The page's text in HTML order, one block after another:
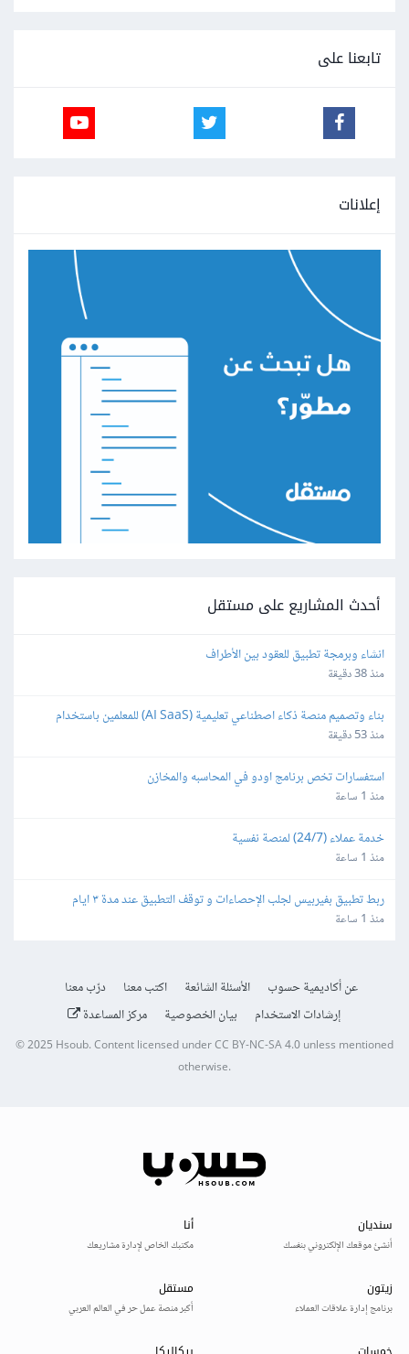
تابعنا على
إعلانات
أحدث المشاريع على مستقل
انشاء وبرمجة تطبيق للعقود بين الأطراف
منذ 38 دقيقة
Bubble.io
منذ 53 دقيقة
استفسارات تخص برنامج اودو في المحاسبه والمخازن
منذ 1 ساعة
خدمة عملاء (24/7) لمنصة نفسية
منذ 1 ساعة
ربط تطبيق بفيربيس لجلب الإحصاءات و توقف التطبيق عند مدة ٣ ايام
منذ 1 ساعة
عن أكاديمية حسوب الأسئلة الشائعة اكتب معنا
درّب معنا
إرشادات الاستخدام
بيان الخصوصية مركز المساعدة
© 2025 Hsoub.Content licensed underCC BY-NC-SA 4.0unless mentioned
otherwise.